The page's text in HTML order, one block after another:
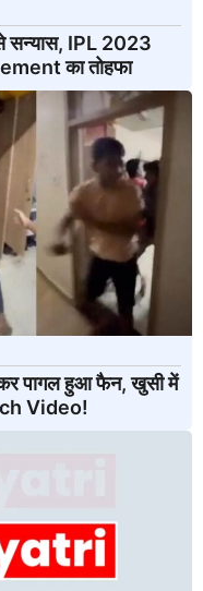
सन्यास, IPL 2023
का तोहफा
पागल हुआ फैन, खुसी में
Video!